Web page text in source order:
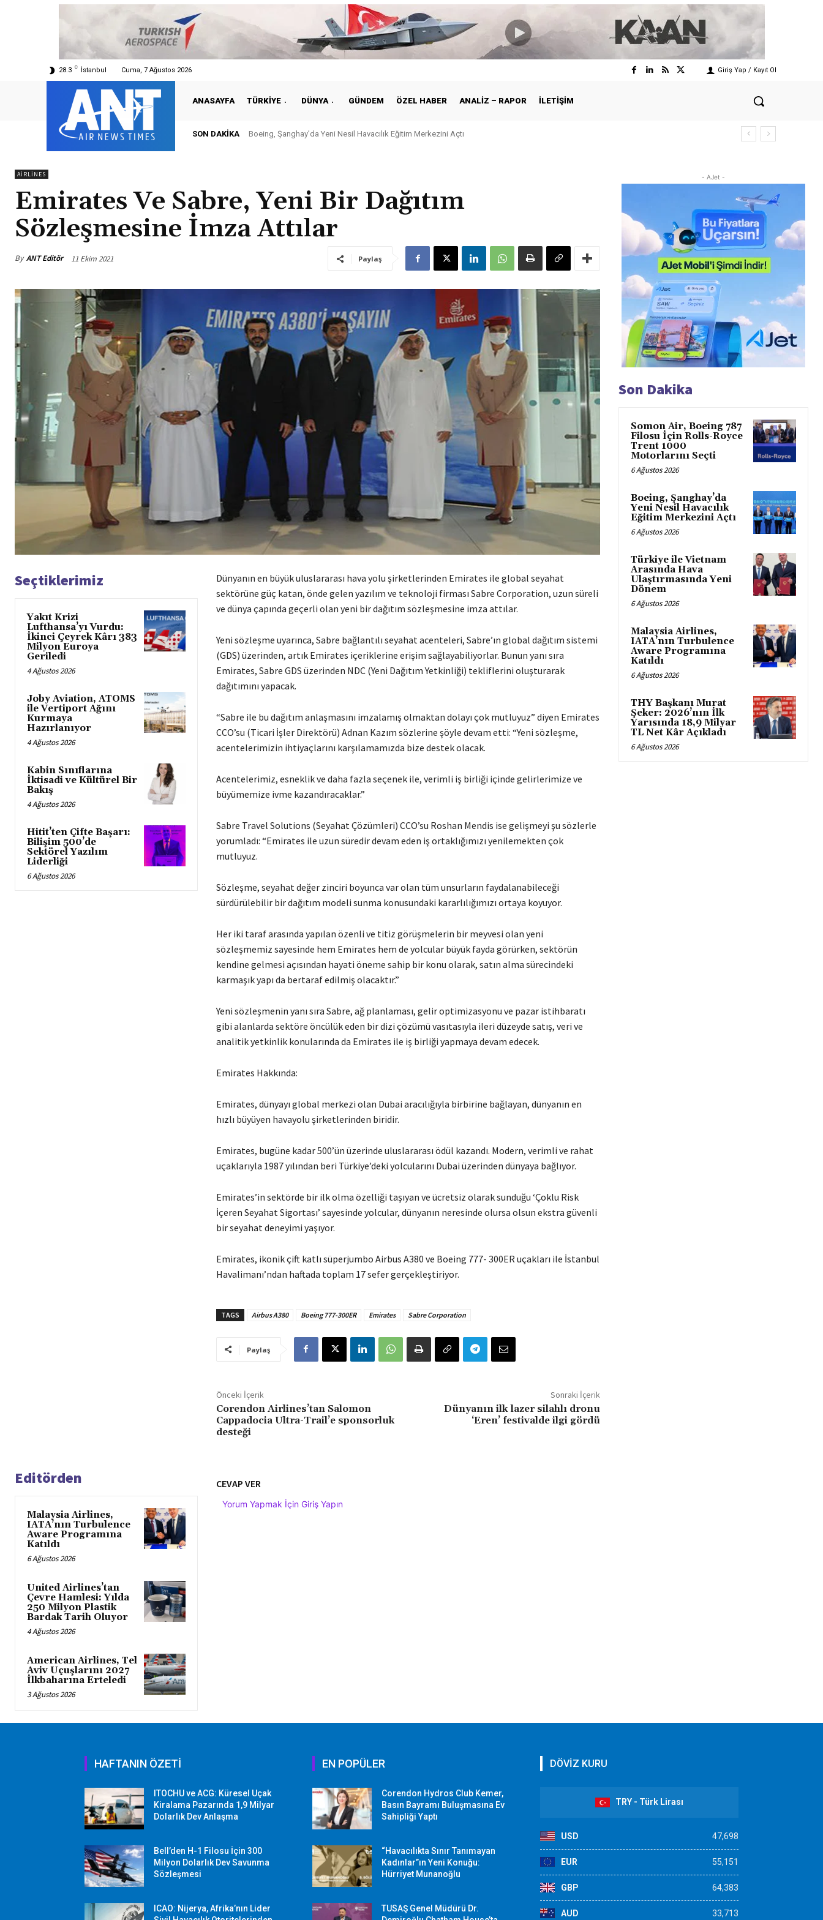
28.3 C İstanbul Cuma, 7 Ağustos 2026 Giriş Yap / Kayıt Ol
ANASAYFA TÜRKIYE DÜNYA GÜNDEM ÖZEL HABER ANALIZ – RAPOR İLETIŞIM
SON DAKIKA Boeing, Şanghay’da Yeni Nesil Havacılık Eğitim Merkezini Açtı
Türkiye ile Vietnam Arasında Hava Ulaştırmasında Yeni Dönem
AIRLINES
Emirates Ve Sabre, Yeni Bir Dağıtım
Sözleşmesine İmza Attılar
By ANT Editör 11 Ekim 2021 Paylaş
Seçtiklerimiz
Yakıt Krizi
Lufthansa’yı Vurdu:
İkinci Çeyrek Kârı 383
Milyon Euroya
Geriledi
4 Ağustos 2026
Joby Aviation, ATOMS
ile Vertiport Ağını
Kurmaya
Hazırlanıyor
4 Ağustos 2026
Kabin Sınıflarına
İktisadi ve Kültürel Bir
Bakış
4 Ağustos 2026
Hitit’ten Çifte Başarı:
Bilişim 500’de
Sektörel Yazılım
Liderliği
6 Ağustos 2026
Dünyanın en büyük uluslararası hava yolu şirketlerinden Emirates ile global seyahat
sektörüne güç katan, önde gelen yazılım ve teknoloji firması Sabre Corporation, uzun süreli
ve dünya çapında geçerli olan yeni bir dağıtım sözleşmesine imza attılar.
Yeni sözleşme uyarınca, Sabre bağlantılı seyahat acenteleri, Sabre’ın global dağıtım sistemi
(GDS) üzerinden, artık Emirates içeriklerine erişim sağlayabiliyorlar. Bunun yanı sıra
Emirates, Sabre GDS üzerinden NDC (Yeni Dağıtım Yetkinliği) tekliflerini oluşturarak
dağıtımını yapacak.
“Sabre ile bu dağıtım anlaşmasını imzalamış olmaktan dolayı çok mutluyuz” diyen Emirates
CCO’su (Ticari İşler Direktörü) Adnan Kazım sözlerine şöyle devam etti: “Yeni sözleşme,
acentelerimizin ihtiyaçlarını karşılamamızda bize destek olacak.
Acentelerimiz, esneklik ve daha fazla seçenek ile, verimli iş birliği içinde gelirlerimize ve
büyümemize ivme kazandıracaklar.”
Sabre Travel Solutions (Seyahat Çözümleri) CCO’su Roshan Mendis ise gelişmeyi şu sözlerle
yorumladı: “Emirates ile uzun süredir devam eden iş ortaklığımızı yenilemekten çok
mutluyuz.
Sözleşme, seyahat değer zinciri boyunca var olan tüm unsurların faydalanabileceği
sürdürülebilir bir dağıtım modeli sunma konusundaki kararlılığımızı ortaya koyuyor.
Her iki taraf arasında yapılan özenli ve titiz görüşmelerin bir meyvesi olan yeni
sözleşmemiz sayesinde hem Emirates hem de yolcular büyük fayda görürken, sektörün
kendine gelmesi açısından hayati öneme sahip bir konu olarak, satın alma sürecindeki
karmaşık yapı da bertaraf edilmiş olacaktır.”
Yeni sözleşmenin yanı sıra Sabre, ağ planlaması, gelir optimizasyonu ve pazar istihbaratı
gibi alanlarda sektöre öncülük eden bir dizi çözümü vasıtasıyla ileri düzeyde satış, veri ve
analitik yetkinlik konularında da Emirates ile iş birliği yapmaya devam edecek.
Emirates Hakkında:
Emirates, dünyayı global merkezi olan Dubai aracılığıyla birbirine bağlayan, dünyanın en
hızlı büyüyen havayolu şirketlerinden biridir.
Emirates, bugüne kadar 500’ün üzerinde uluslararası ödül kazandı. Modern, verimli ve rahat
uçaklarıyla 1987 yılından beri Türkiye’deki yolcularını Dubai üzerinden dünyaya bağlıyor.
Emirates’in sektörde bir ilk olma özelliği taşıyan ve ücretsiz olarak sunduğu ‘Çoklu Risk
İçeren Seyahat Sigortası’ sayesinde yolcular, dünyanın neresinde olursa olsun ekstra güvenli
bir seyahat deneyimi yaşıyor.
Emirates, ikonik çift katlı süperjumbo Airbus A380 ve Boeing 777- 300ER uçakları ile İstanbul
Havalimanı’ndan haftada toplam 17 sefer gerçekleştiriyor.
TAGS Airbus A380 Boeing 777-300ER Emirates Sabre Corporation
Paylaş
Önceki İçerik
Corendon Airlines’tan Salomon
Cappadocia Ultra-Trail’e sponsorluk
desteği
Sonraki İçerik
Dünyanın ilk lazer silahlı dronu
‘Eren’ festivalde ilgi gördü
Editörden
Malaysia Airlines,
IATA’nın Turbulence
Aware Programına
Katıldı
6 Ağustos 2026
United Airlines’tan
Çevre Hamlesi: Yılda
250 Milyon Plastik
Bardak Tarih Oluyor
4 Ağustos 2026
American Airlines, Tel
Aviv Uçuşlarını 2027
İlkbaharına Erteledi
3 Ağustos 2026
CEVAP VER
Yorum Yapmak İçin Giriş Yapın
- AJet -
Son Dakika
Somon Air, Boeing 787
Filosu İçin Rolls-Royce
Trent 1000
Motorlarını Seçti
6 Ağustos 2026
Boeing, Şanghay’da
Yeni Nesil Havacılık
Eğitim Merkezini Açtı
6 Ağustos 2026
Türkiye ile Vietnam
Arasında Hava
Ulaştırmasında Yeni
Dönem
6 Ağustos 2026
Malaysia Airlines,
IATA’nın Turbulence
Aware Programına
Katıldı
6 Ağustos 2026
THY Başkanı Murat
Şeker: 2026’nın İlk
Yarısında 18,9 Milyar
TL Net Kâr Açıkladı
6 Ağustos 2026
HAFTANIN ÖZETİ
ITOCHU ve ACG: Küresel Uçak
Kiralama Pazarında 1,9 Milyar
Dolarlık Dev Anlaşma
Bell’den H-1 Filosu İçin 300
Milyon Dolarlık Dev Savunma
Sözleşmesi
ICAO: Nijerya, Afrika’nın Lider
EN POPÜLER
Corendon Hydros Club Kemer,
Basın Bayramı Buluşmasına Ev
Sahipliği Yaptı
“Havacılıkta Sınır Tanımayan
Kadınlar”ın Yeni Konuğu:
Hürriyet Munanoğlu
TUSAŞ Genel Müdürü Dr.
DÖVİZ KURU
TRY - Türk Lirası
USD 47,698
EUR 55,151
GBP 64,383
AUD 33,713